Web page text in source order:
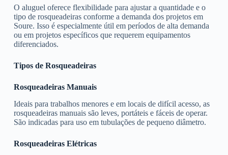
O aluguel oferece flexibilidade para ajustar a quantidade e o
tipo de rosqueadeiras conforme a demanda dos projetos em
Soure. Isso é especialmente útil em períodos de alta demanda
ou em projetos específicos que requerem equipamentos
diferenciados.
Tipos de Rosqueadeiras
Rosqueadeiras Manuais
Ideais para trabalhos menores e em locais de difícil acesso, as
rosqueadeiras manuais são leves, portáteis e fáceis de operar.
São indicadas para uso em tubulações de pequeno diâmetro.
Rosqueadeiras Elétricas